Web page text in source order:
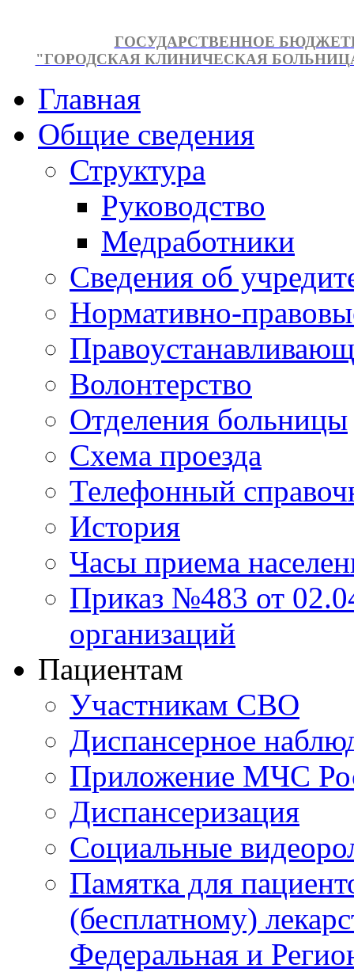
ГОСУДАРСТВЕННОЕ
"ГОРОДСКАЯ КЛИНИЧЕСКАЯ
Главная
Общие сведения
Структура
Руководство
Медработники
Сведения об
Нормативно-
Волонтерство
Отделения больницы
Схема проезда
Телефонный
История
Часы приема
Приказ №483 от
организаций
Пациентам
Участникам СВО
Диспансерное
Приложение МЧС
Диспансеризация
Социальные
Памятка для
(бесплатному)
Федеральная и